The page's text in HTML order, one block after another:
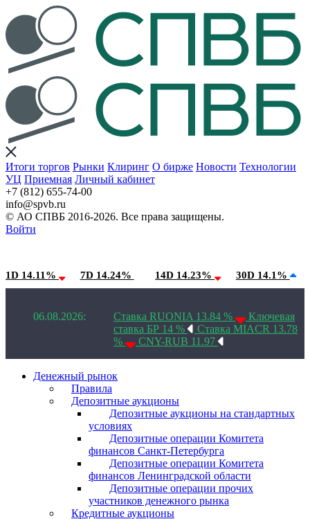
Итоги торгов Рынки Клиринг О бирже Новости Технологии
УЦ Приемная Личный кабинет
+7 (812) 655-74-00
info@spvb.ru
© АО СПВБ 2016-2026. Все права защищены.
Войти
1D 14.11% 7D 14.24% 14D 14.23% 30D 14.1%
06.08.2026: Ставка RUONIA 13.84 %
Ключевая
ставка БР 14 %
Ставка MIACR 13.78
%
CNY-RUB 11.97
Денежный рынок
Правила
Депозитные аукционы
Депозитные аукционы на стандартных
условиях
Депозитные операции Комитета
финансов Санкт-Петербурга
Депозитные операции Комитета
финансов Ленинградской области
Депозитные операции прочих
участников денежного рынка
Кредитные аукционы